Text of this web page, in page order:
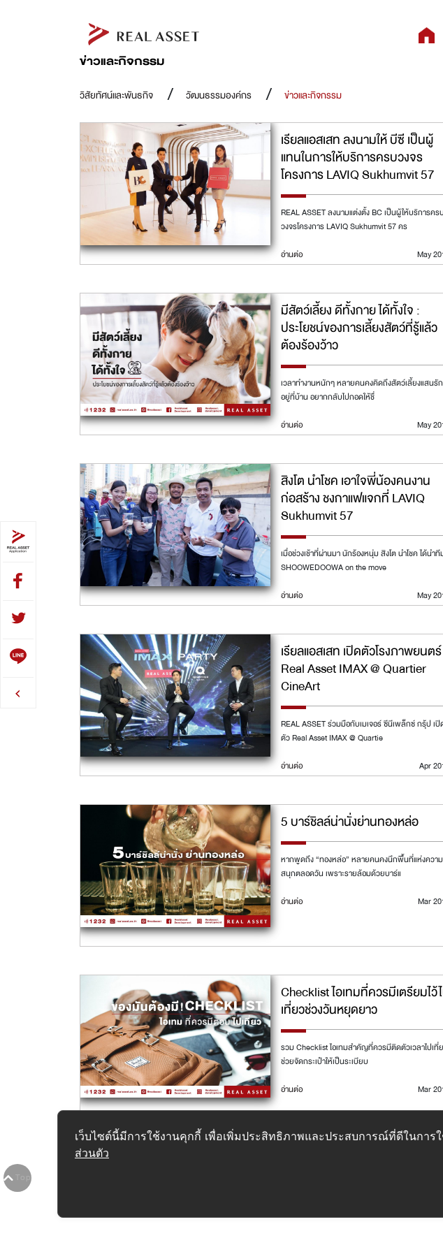
Top
ข่าวและกิจกรรม
วิสัยทัศน์และพันธกิจ วัฒนธรรมองค์กร ข่าวและกิจกรรม
เรียลแอสเสท ลงนามให้ บีซี เป็นผู้
แทนในการให้บริการครบวงจร
โครงการ LAVIQ Sukhumvit 57
REAL ASSET ลงนามแต่งตั้ง BC เป็นผู้ให้บริการครบ
วงจรโครงการ LAVIQ Sukhumvit 57 คร
May
อ่านต่อ
มีสัตว์เลี้ยง ดีทั้งกาย ได้ทั้งใจ :
ประโยชน์ของการเลี้ยงสัตว์ที่รู้แล้ว
ต้องร้องว้าว
เวลาทำงานหนักๆ หลายคนคงคิดถึงสัตว์เลี้ยงแสนรั
อยู่ที่บ้าน อยากกลับไปกอดให้ชื่
May
อ่านต่อ
สิงโต นำโชค เอาใจพี่น้องคนงาน
ก่อสร้าง ชงกาแฟแจกที่ LAVIQ
Sukhumvit 57
เมื่อช่วงเช้าที่ผ่านมา นักร้องหนุ่ม สิงโต นำโชค ได้นำที
SHOOWEDOOWA on the move
May
อ่านต่อ
เรียลแอสเสท เปิดตัวโรงภาพยนตร์
Real Asset IMAX @ Quartier
CineArt
REAL ASSET ร่วมมือกับเมเจอร์ ซีนีเพล็กซ์ กรุ้ป เ
ตัว Real Asset IMAX @ Quartie
Apr
อ่านต่อ
5 บาร์ชิลล์น่านั่งย่านทองหล่อ
หากพูดถึง “ทองหล่อ” หลายคนคงนึกพื้นที่แห่งความ
สนุกตลอดวัน เพราะรายล้อมด้วยบาร์แ
Mar
อ่านต่อ
Checklist ไอเทมที่ควรมีเตรียมไว้
เที่ยวช่วงวันหยุดยาว
รวม Checklist ไอเทมสำคัญที่ควรมีติดตัวเวลาไปเที่
ช่วยจัดกระเป๋าให้เป็นระเบียบ
Mar
อ่านต่อ
1 2
เว็บไซต์นี้มีการใช้งานคุกกี้ เพื่อเพิ่มประสิทธิภาพและประสบการณ์ที่ดีในการ
ส่วนตัว